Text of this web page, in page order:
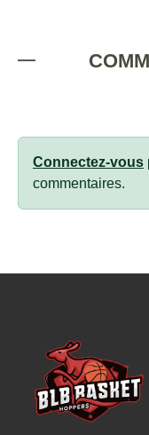
Connectez-vous
commentaires.